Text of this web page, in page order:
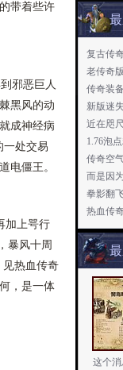
带着些许
邪恶巨人
黑风的动
成神经病
一处交易
电僵王。
加上咢行
暴风十周
见热血传奇
，是一体
复古传
老传奇
传奇装
新版迷
近在咫
1.76泡
传奇空
而是因
拳影翻
热血传
这个